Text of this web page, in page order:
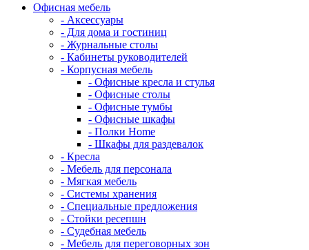
Офисная мебель
- Аксессуары
- Для дома и гостиниц
- Журнальные столы
- Кабинеты руководителей
- Корпусная мебель
- Офисные кресла и стулья
- Офисные столы
- Офисные тумбы
- Офисные шкафы
- Полки Home
- Шкафы для раздевалок
- Кресла
- Мебель для персонала
- Мягкая мебель
- Системы хранения
- Специальные предложения
- Стойки ресепшн
- Судебная мебель
- Мебель для переговорных зон